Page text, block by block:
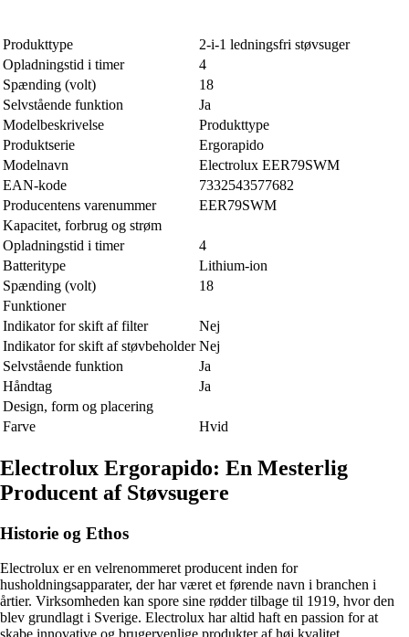
Produkttype
2-i-1 ledningsfri støvsuger
Opladningstid i timer
4
Spænding (volt)
18
Selvstående funktion
Ja
Modelbeskrivelse
Produkttype
Produktserie
Ergorapido
Modelnavn
Electrolux EER79SWM
EAN-kode
7332543577682
Producentens varenummer
EER79SWM
Kapacitet, forbrug og strøm
Opladningstid i timer
4
Batteritype
Lithium-ion
Spænding (volt)
18
Funktioner
Indikator for skift af filter
Nej
Indikator for skift af støvbeholder Nej
Selvstående funktion
Ja
Håndtag
Ja
Design, form og placering
Farve
Hvid
Electrolux Ergorapido: En Mesterlig
Producent af Støvsugere
Historie og Ethos
Electrolux er en velrenommeret producent inden for
husholdningsapparater, der har været et førende navn i branchen i
årtier. Virksomheden kan spore sine rødder tilbage til 1919, hvor den
blev grundlagt i Sverige. Electrolux har altid haft en passion for at